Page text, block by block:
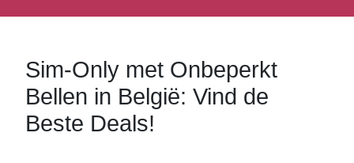
Sim-Only met Onbeperkt
Bellen in België: Vind de
Beste Deals!